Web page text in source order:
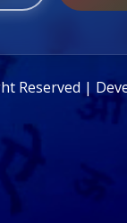
Reserved |